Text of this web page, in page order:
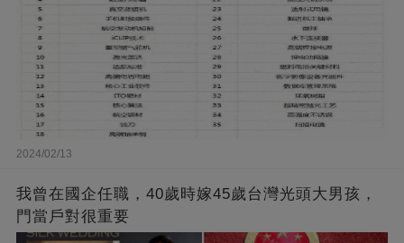
2024/02/13
我曾在國企任職，40歲時嫁45歲台灣光頭大男孩，
門當戶對很重要